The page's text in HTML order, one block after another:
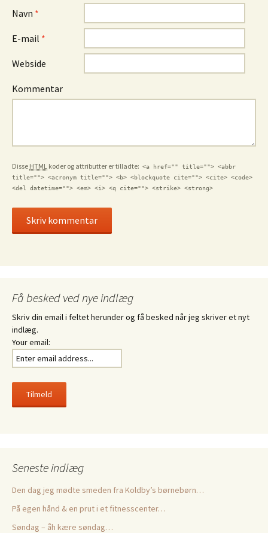
Navn *
E-mail *
Webside
Kommentar
Disse HTML koder og attributter er tilladte: <a href="" title=""> <abbr
title=""> <acronym title=""> <b> <blockquote cite=""> <cite> <code>
<del datetime=""> <em> <i> <q cite=""> <strike> <strong>
Få besked ved nye indlæg
Skriv din email i feltet herunder og få besked når jeg skriver et nyt
indlæg.
Your email:
Seneste indlæg
Den dag jeg mødte smeden fra Koldby’s børnebørn…
På egen hånd & en prut i et fitnesscenter…
Søndag – åh kære søndag…